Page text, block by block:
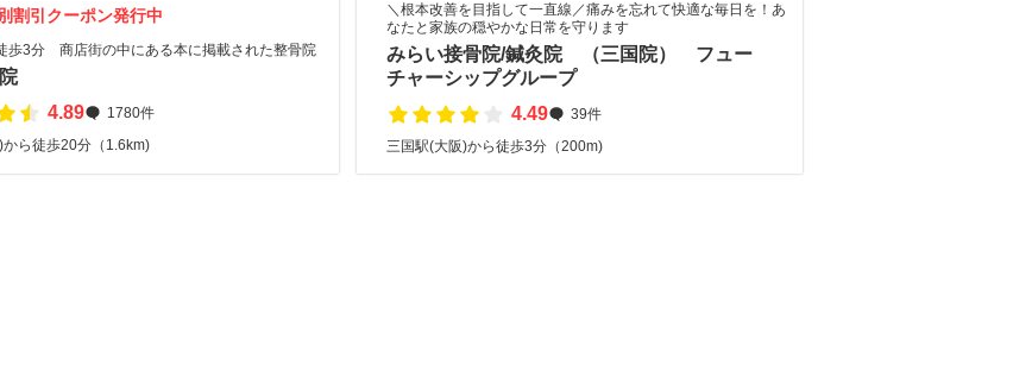
割引クーポン発行中
歩3分 商店街の中にある本に掲載された整骨院
4.89
1780件
ら徒歩20分（1.6km)
＼根本改善を目指して一直線／痛みを忘れて快適な毎日を！あ
なたと家族の穏やかな日常を守ります
みらい接骨院/鍼灸院 （三国院） フュー
チャーシップグループ
4.49
39件
三国駅(大阪)から徒歩3分（200m)